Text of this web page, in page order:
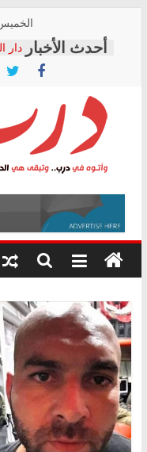
content
دار
بعد
أين؟
حزب
في
درب
وأتوه
درب..
وتبقى
هي